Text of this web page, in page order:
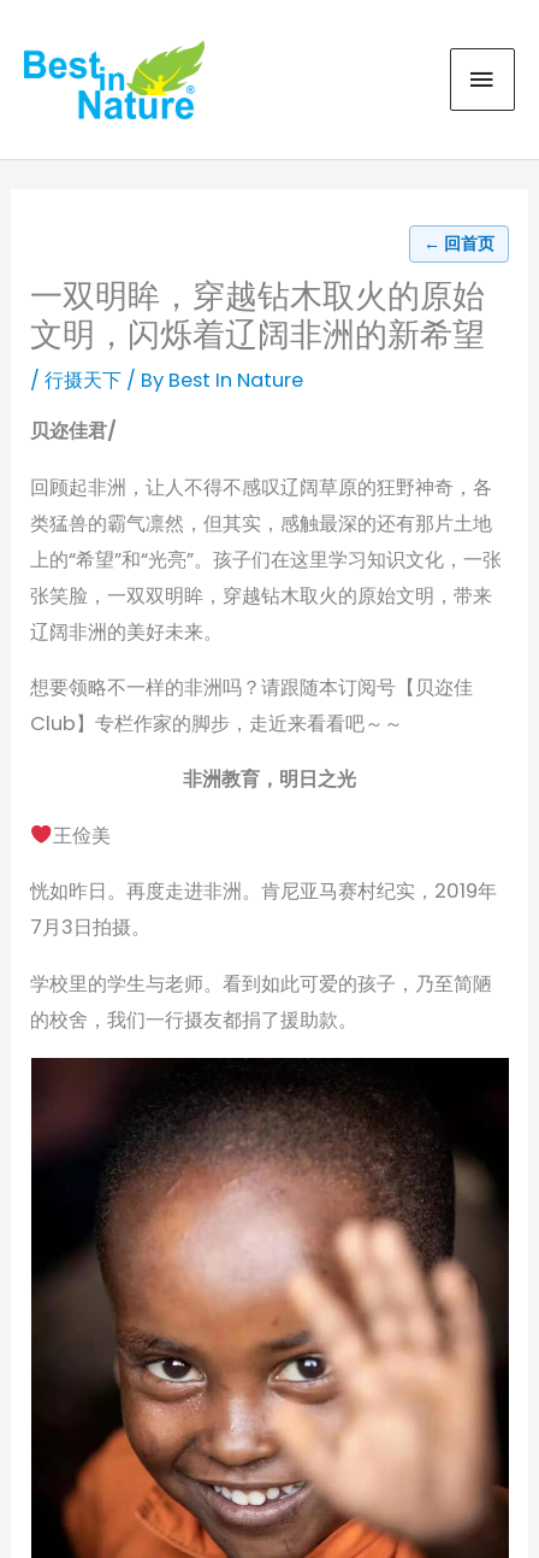
content
← 回首页
一双明眸，穿越钻木取火的原始
文明，闪烁着辽阔非洲的新希望
/行摄天下 / By Best In Nature
贝迩佳君/
回顾起非洲，让人不得不感叹辽阔草原的狂野神奇，各
类猛兽的霸气凛然，但其实，感触最深的还有那片土地
上的“希望”和“光亮”。孩子们在这里学习知识文化，一张
张笑脸，一双双明眸，穿越钻木取火的原始文明，带来
辽阔非洲的美好未来。
想要领略不一样的非洲吗？请跟随本订阅号【贝迩佳
Club】专栏作家的脚步，走近来看看吧～～
非洲教育，明日之光
王俭美
恍如昨日。再度走进非洲。肯尼亚马赛村纪实，2019年
7月3日拍摄。
学校里的学生与老师。看到如此可爱的孩子，乃至简陋
的校舍，我们一行摄友都捐了援助款。